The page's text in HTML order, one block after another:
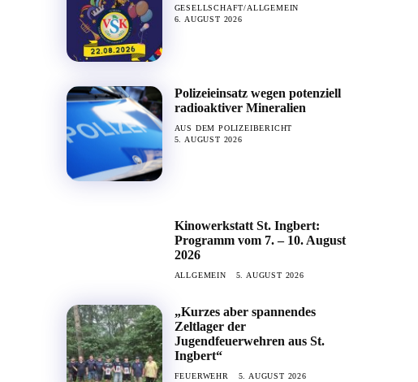
GESELLSCHAFT/ALLGEMEIN
6. AUGUST 2026
Polizeieinsatz wegen potenziell
radioaktiver Mineralien
AUS DEM POLIZEIBERICHT
5. AUGUST 2026
Kinowerkstatt St. Ingbert:
Programm vom 7. – 10. August
2026
ALLGEMEIN 5. AUGUST 2026
„Kurzes aber spannendes
Zeltlager der
Jugendfeuerwehren aus St.
Ingbert“
FEUERWEHR 5. AUGUST 2026